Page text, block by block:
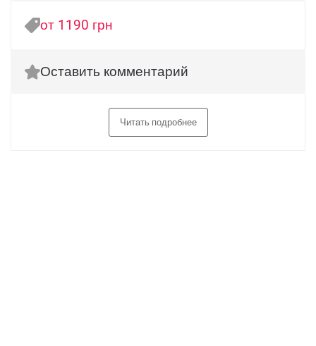
от 1190 грн
Оставить комментарий
Читать подробнее